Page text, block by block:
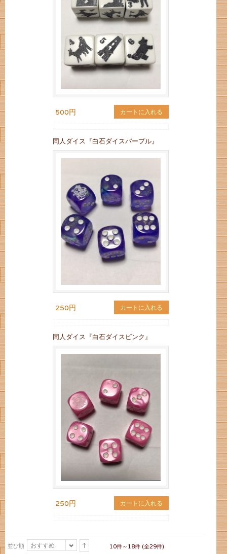
500円 カートに入れる
同人ダイス『白石ダイスパープル』
250円 カートに入れる
同人ダイス『白石ダイスピンク』
250円 カートに入れる
並び順 おすすめ 10件～18件 (全29件)